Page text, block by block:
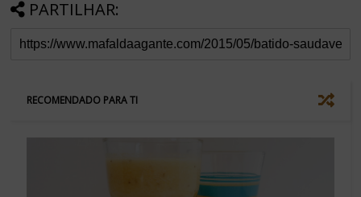
PARTILHAR:
RECOMENDADO PARA TI